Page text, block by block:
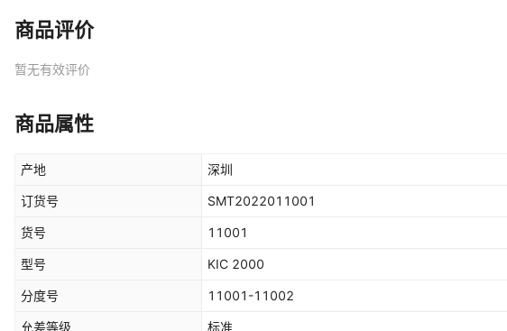
商品评价
暂无有效评价
商品属性
产地 深圳
订货号 SMT2022011001
货号 11001
型号 KIC 2000
分度号 11001-11002
允差等级 标准